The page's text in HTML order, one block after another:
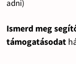
adni)
Ismerd meg
támogatásodat